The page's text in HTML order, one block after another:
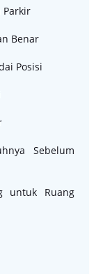
Parkir
Benar
Posisi
Sebelum
untuk Ruang